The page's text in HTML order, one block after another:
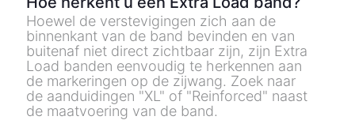
Hoewel de verstevigingen zich aan de
binnenkant van de band bevinden en van
buitenaf niet direct zichtbaar zijn, zijn Extra
Load banden eenvoudig te herkennen aan
de markeringen op de zijwang. Zoek naar
de aanduidingen "XL" of "Reinforced" naast
de maatvoering van de band.